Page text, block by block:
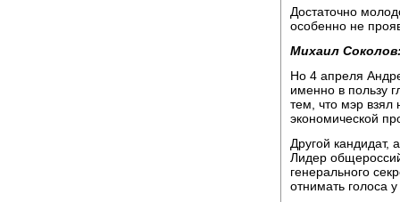
Достаточно
особенно не
Михаил
Но 4 апреля
именно в пользу
тем, что мэр взял
экономической
Другой кандидат,
Лидер
генерального
отнимать голоса